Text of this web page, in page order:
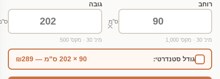
רוחב
ס"מ
מינ' 30 · מקס' 1,000
×
גובה
מינ' 30 · מקס' 500
גודל סטנדרטי: 90 × 202 ס"מ — ₪289